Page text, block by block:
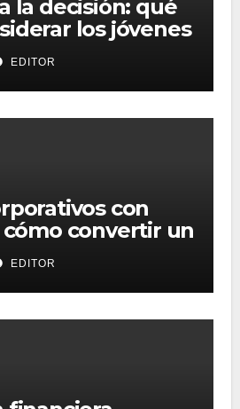
la decisión: qué
los jóvenes
su primer
EDITOR
con
convertir un
de año en una
EDITOR